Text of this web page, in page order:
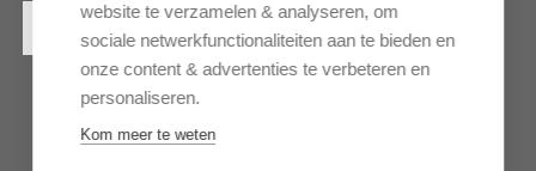
MEER INFORMATIE
website te verzamelen & analyseren, om
sociale netwerkfunctionaliteiten aan te bieden en
onze content & advertenties te verbeteren en
personaliseren.
Kom meer te weten